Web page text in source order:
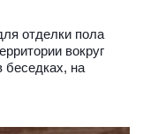
отделки пола
вокруг
беседках, на